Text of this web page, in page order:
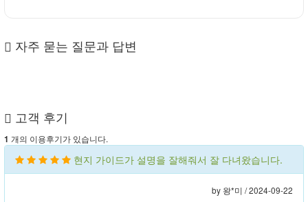
자주 묻는 질문과 답변
고객 후기
1 개의 이용후기가 있습니다.
현지 가이드가 설명을 잘해줘서 잘 다녀왔습니다.
by 왕*미 /2024-09-22